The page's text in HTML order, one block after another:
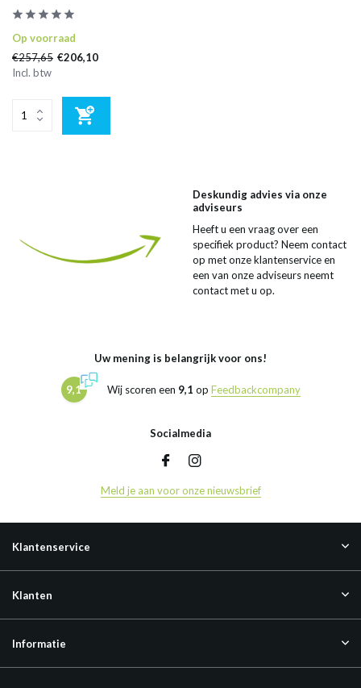
Op voorraad
€257,65 €206,10
Incl. btw
Deskundig advies via onze
adviseurs
Heeft u een vraag over een
specifiek product? Neem contact
op met onze klantenservice en
een van onze adviseurs neemt
contact met u op.
Uw mening is belangrijk voor ons!
9,1 Wij scoren een 9,1 op Feedbackcompany
Socialmedia
Meld je aan voor onze nieuwsbrief
Klantenservice
Klanten
Informatie